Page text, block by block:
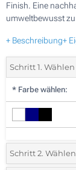
Finish. Eine
umweltbewusst
+ Beschreibung+
Schritt 1.
* Farbe wählen:
Schritt 2.